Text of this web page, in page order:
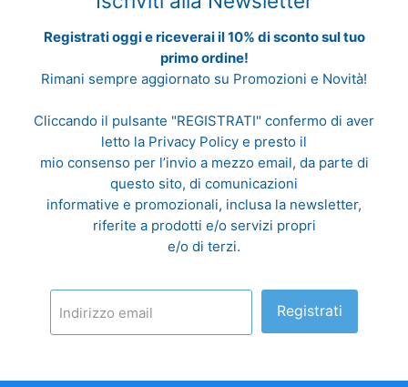
Registrati oggi e riceverai il 10% di sconto sul tuo
primo ordine!
Rimani sempre aggiornato su Promozioni e Novità!
Cliccando il pulsante "REGISTRATI" confermo di aver
letto la Privacy Policy e presto il
mio consenso per l’invio a mezzo email, da parte di
questo sito, di comunicazioni
informative e promozionali, inclusa la newsletter,
riferite a prodotti e/o servizi propri
e/o di terzi.
Indirizzo email Registrati